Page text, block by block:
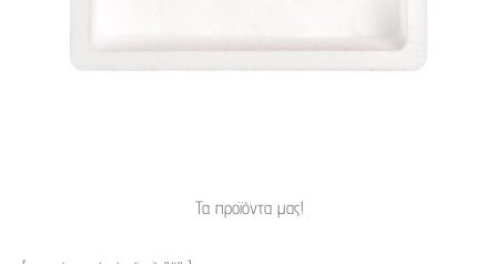
Τα προϊόντα μας!